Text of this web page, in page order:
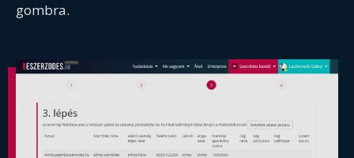
gombra.